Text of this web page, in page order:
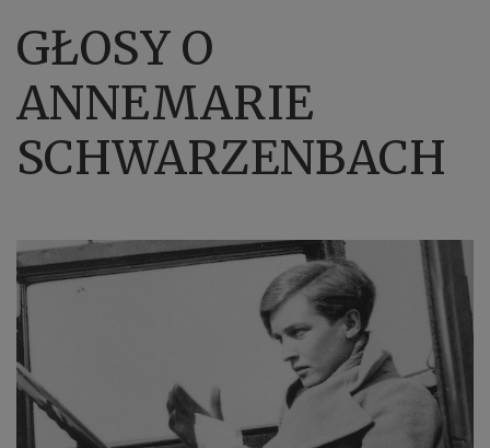
GŁOSY O
ANNEMARIE
SCHWARZENBACH